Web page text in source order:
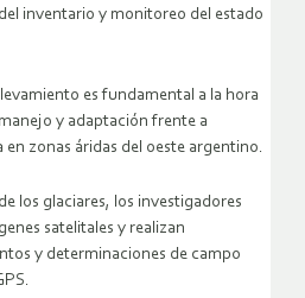
inventario y monitoreo del estado
es fundamental a la hora
y adaptación frente a
en zonas áridas del oeste argentino.
los glaciares, los investigadores
satelitales y realizan
y determinaciones de campo